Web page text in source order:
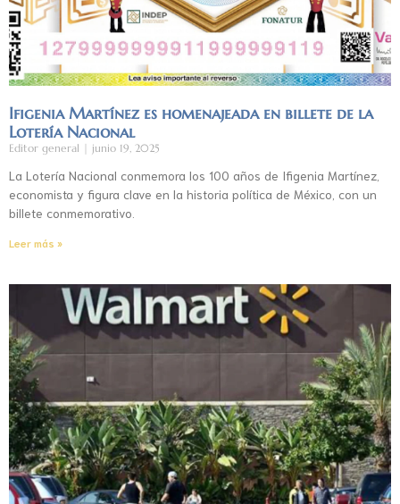
Ifigenia Martínez es homenajeada en billete de la
Lotería Nacional
Editor general junio 19, 2025
La Lotería Nacional conmemora los 100 años de Ifigenia Martínez,
economista y figura clave en la historia política de México, con un
billete conmemorativo.
Leer más »